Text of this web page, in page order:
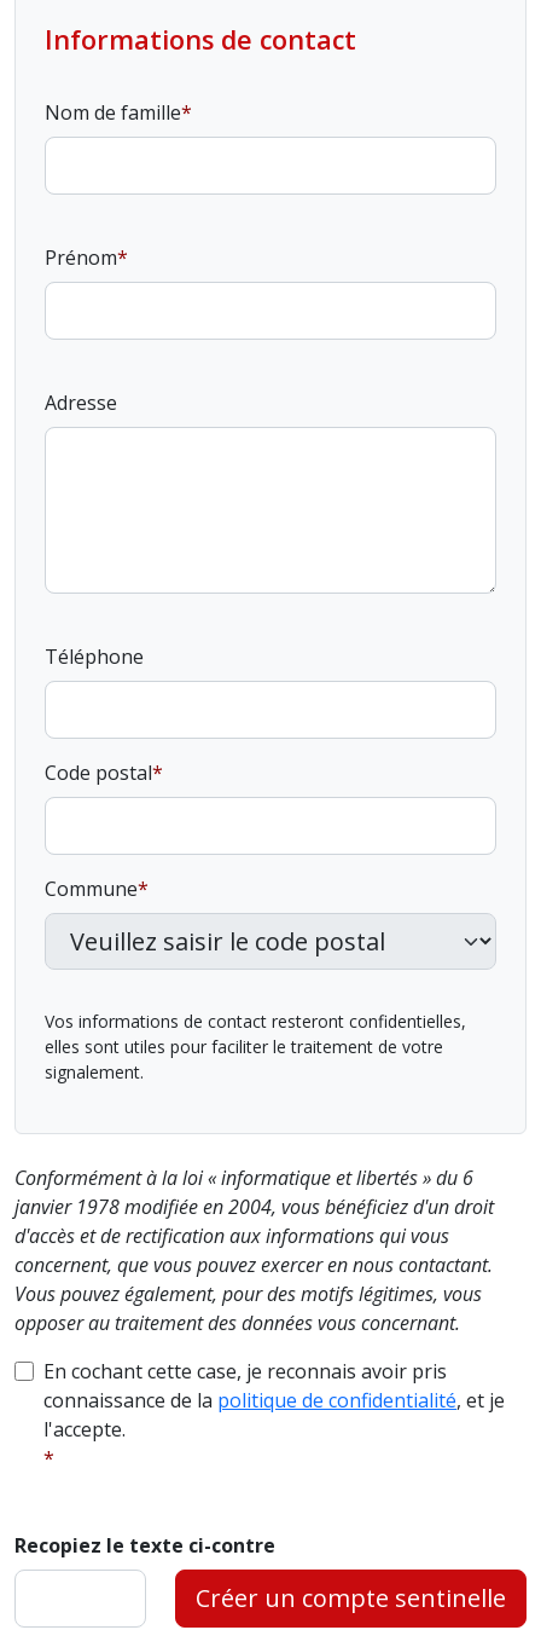
Informations de contact
Nom de famille
Prénom
Adresse
Téléphone
Code postal
Commune
Vos informations de contact resteront confidentielles,
elles sont utiles pour faciliter le traitement de votre
signalement.
Conformément à la loi « informatique et libertés » du 6
janvier 1978 modifiée en 2004, vous bénéficiez d'un droit
d'accès et de rectification aux informations qui vous
concernent, que vous pouvez exercer en nous contactant.
Vous pouvez également, pour des motifs légitimes, vous
opposer au traitement des données vous concernant.
En cochant cette case, je reconnais avoir pris
connaissance de la politique de confidentialité, et je
l'accepte.
Recopiez le texte ci-contre
Créer un compte sentinelle